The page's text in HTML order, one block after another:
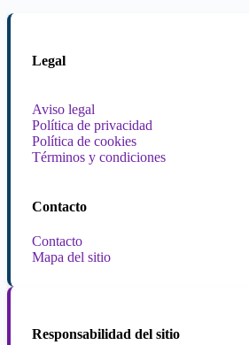
Legal
Aviso legal
Política de privacidad
Política de cookies
Términos y condiciones
Contacto
Contacto
Mapa del sitio
Responsabilidad del sitio